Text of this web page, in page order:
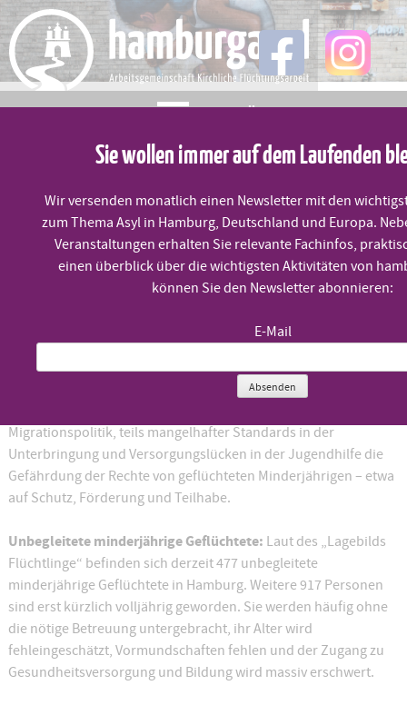
to
content
MENÜ
Weltkindertag
Veröffentlicht am18. September 2025
Diakonie mahnt zum Weltkindertag: Kinderrechte werden im
Fluchtkontext gefährdet
Anlässlich des Weltkindertages (20. September) kritisiert die
Migrationspolitik, teils mangelhafter Standards in der
Unterbringung und Versorgungslücken in der Jugendhilfe die
Gefährdung der Rechte von geflüchteten Minderjährigen – etwa
auf Schutz, Förderung und Teilhabe.
Unbegleitete minderjährige Geflüchtete: Laut des „Lagebilds
Flüchtlinge“ befinden sich derzeit 477 unbegleitete
minderjährige Geflüchtete in Hamburg. Weitere 917 Personen
sind erst kürzlich volljährig geworden. Sie werden häufig ohne
die nötige Betreuung untergebracht, ihr Alter wird
fehleingeschätzt, Vormundschaften fehlen und der Zugang zu
Gesundheitsversorgung und Bildung wird massiv erschwert.
Sie wollen immer auf dem Laufenden
Wir versenden monatlich einen Newsletter mit den
zum Thema Asyl in Hamburg, Deutschland und Europa.
Veranstaltungen erhalten Sie relevante Fachinfos,
einen überblick über die wichtigsten Aktivitäten von
können Sie den Newsletter abonnieren:
E-Mail
Absenden